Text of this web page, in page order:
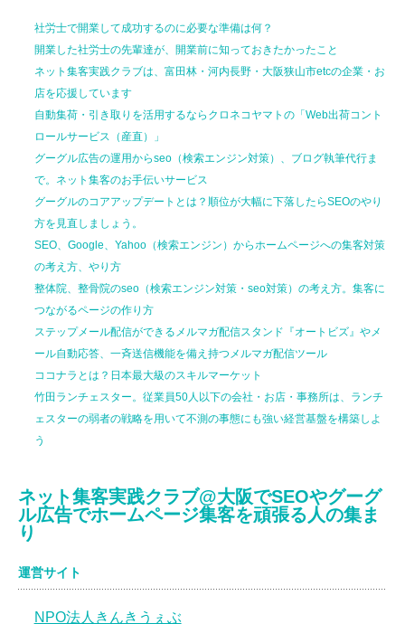
社労士で開業して成功するのに必要な準備は何？
開業した社労士の先輩達が、
開業前に知っておきたかったこと
ネット集客実践クラブは、富田林・河内長野・大阪狭山市etcの企業・お
店を応援しています
自動集荷・引き取りを活用するならクロネコヤマトの「Web出荷コント
ロールサービス（産直）」
グーグル広告の運用からseo（検索エンジン対策）、ブログ執筆代行ま
で。ネット集客のお手伝いサービス
グーグルのコアアップデートとは？順位が大幅に下落したらSEOのやり
方を見直しましょう。
SEO、Google、Yahoo（検索エンジン）からホームページへの集客対策
の考え方、やり方
整体院、整骨院のseo（検索エンジン対策・seo対策）の考え方。集客に
つながるページの作り方
ステップメール配信ができるメルマガ配信スタンド『オートビズ』やメ
ール自動応答、一斉送信機能を備え持つメルマガ配信ツール
ココナラとは？日本最大級のスキルマーケット
竹田ランチェスター。従業員50人以下の会社・お店・事務所は、ランチ
ェスターの弱者の戦略を用いて不測の事態にも強い経営基盤を構築しよ
う
ネット集客実践クラブ@大阪でSEOやグーグ
ル広告でホームページ集客を頑張る人の集ま
り
運営サイト
NPO法人きんきうぇぶ